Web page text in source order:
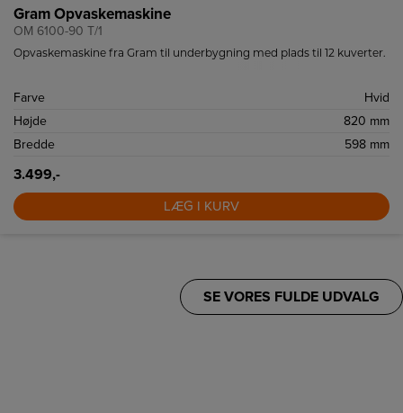
Gram Opvaskemaskine
OM 6100-90 T/1
Opvaskemaskine fra Gram til underbygning med plads til 12 kuverter.
Farve
Hvid
Højde
820 mm
Bredde
598 mm
3.499,-
LÆG I KURV
SE VORES FULDE UDVALG